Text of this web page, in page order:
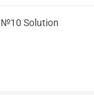
№10 Solution